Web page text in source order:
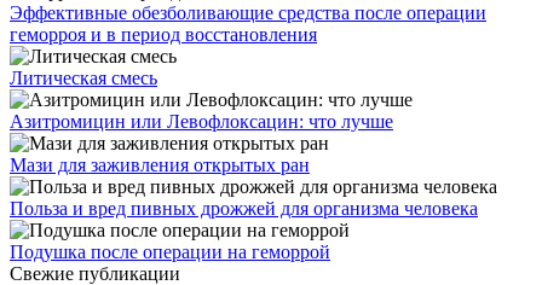
Эффективные обезболивающие средства после операции
геморроя и в период восстановления
Литическая смесь
Азитромицин или Левофлоксацин: что лучше
Мази для заживления открытых ран
Польза и вред пивных дрожжей для организма человека
Подушка после операции на геморрой
Свежие публикации